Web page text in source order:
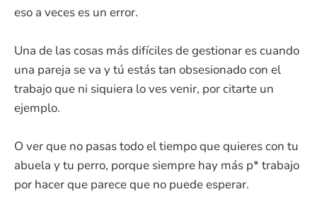
eso a veces es un error.
Una de las cosas más difíciles de gestionar es cuando
una pareja se va y tú estás tan obsesionado con el
trabajo que ni siquiera lo ves venir, por citarte un
ejemplo.
O ver que no pasas todo el tiempo que quieres con tu
abuela y tu perro, porque siempre hay más p* trabajo
por hacer que parece que no puede esperar.